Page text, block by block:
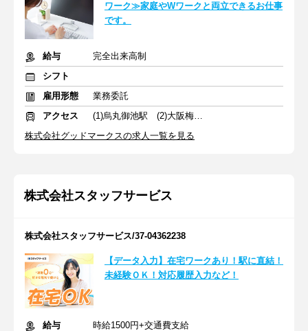
ワーク≫家庭やWワークと両立できるお仕事
です。
給与
完全出来高制
シフト
雇用形態
業務委託
アクセス
(1)烏丸御池駅 (2)大阪梅田駅
株式会社グッドマークスの求人一覧を見る
株式会社スタッフサービス
株式会社スタッフサービス/37-04362238
【データ入力】在宅ワークあり！駅に直結！
未経験ＯＫ！対応履歴入力など！
給与
時給1500円+交通費支給